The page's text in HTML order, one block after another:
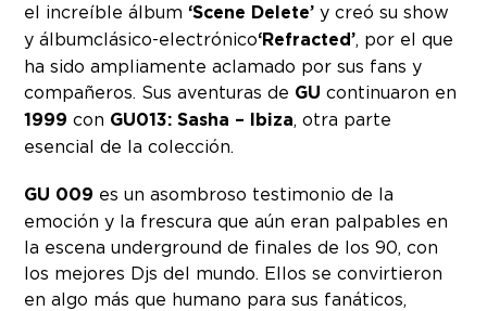
el increíble álbum ‘Scene Delete’ y creó su show
y álbum clásico-electrónico‘Refracted’, por el que
ha sido ampliamente aclamado por sus fans y
compañeros. Sus aventuras de GU continuaron en
1999 con GU013: Sasha – Ibiza, otra parte
esencial de la colección.
GU 009 es un asombroso testimonio de la
emoción y la frescura que aún eran palpables en
la escena underground de finales de los 90, con
los mejores Djs del mundo. Ellos se convirtieron
en algo más que humano para sus fanáticos,